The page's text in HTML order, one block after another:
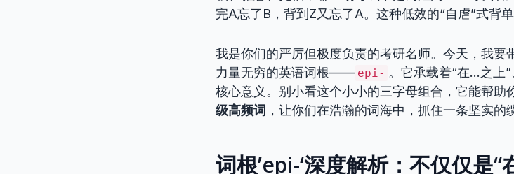
完A忘了B，背到Z又忘了A。这种低效的“自虐”式背
我是你们的严厉但极度负责的考研名师。今天，我要
力量无穷的英语词根—— epi- 。它承载着“在…之上
核心意义。别小看这个小小的三字母组合，它能帮助
级高频词 ，让你们在浩瀚的词海中，抓住一条坚实的
词根’epi-‘深度解析：不仅仅是